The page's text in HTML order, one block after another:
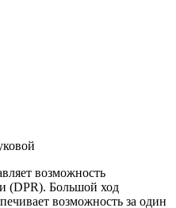
возможность
(DPR). Большой ход
возможность за один